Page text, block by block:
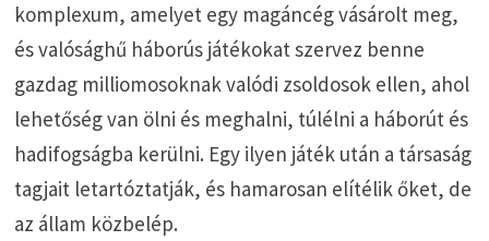
komplexum, amelyet egy magáncég vásárolt meg,
és valósághű háborús játékokat szervez benne
gazdag milliomosoknak valódi zsoldosok ellen, ahol
lehetőség van ölni és meghalni, túlélni a háborút és
hadifogságba kerülni. Egy ilyen játék után a társaság
tagjait letartóztatják, és hamarosan elítélik őket, de
az állam közbelép.